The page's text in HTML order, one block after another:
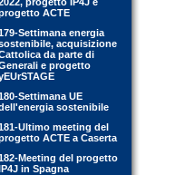
ACTE
Settimana energia
acquisizione
da parte di
e progetto
Settimana UE
sostenibile
Ultimo meeting del
ACTE a Caserta
Meeting del progetto
in Spagna